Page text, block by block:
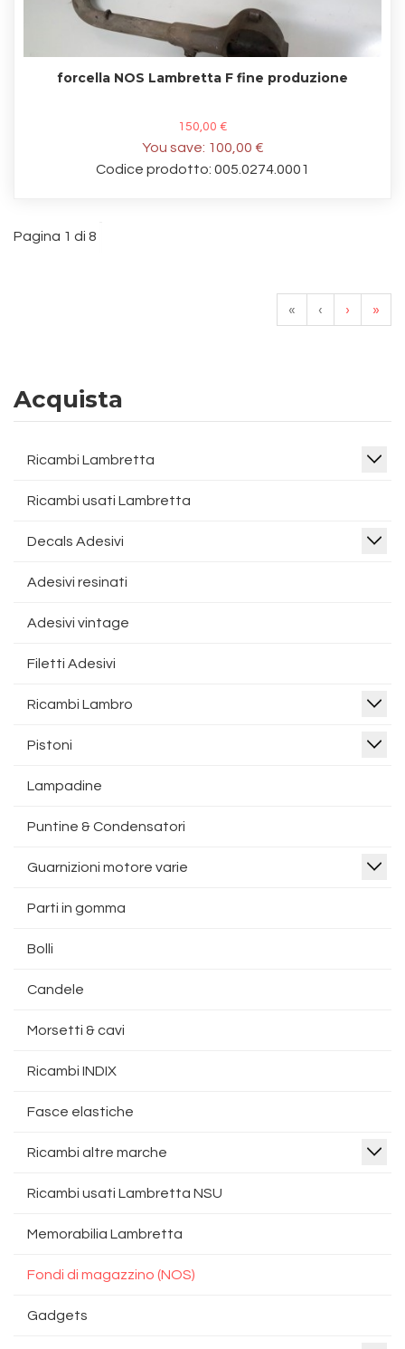
forcella NOS Lambretta F fine produzione
150,00 €
You save: 100,00 €
Codice prodotto: 005.0274.0001
Pagina 1 di 8
« ‹ › »
Acquista
Ricambi Lambretta
Ricambi usati Lambretta
Decals Adesivi
Adesivi resinati
Adesivi vintage
Filetti Adesivi
Ricambi Lambro
Pistoni
Lampadine
Puntine & Condensatori
Guarnizioni motore varie
Parti in gomma
Bolli
Candele
Morsetti & cavi
Ricambi INDIX
Fasce elastiche
Ricambi altre marche
Ricambi usati Lambretta NSU
Memorabilia Lambretta
Fondi di magazzino (NOS)
Gadgets